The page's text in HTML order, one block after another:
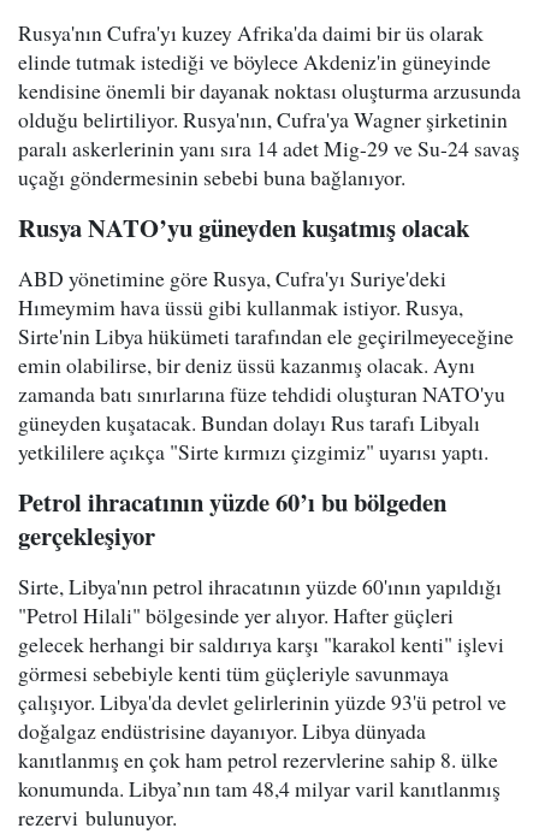
Rusya'nın Cufra'yı kuzey Afrika'da daimi bir üs olarak
elinde tutmak istediği ve böylece Akdeniz'in güneyinde
kendisine önemli bir dayanak noktası oluşturma arzusunda
olduğu belirtiliyor. Rusya'nın, Cufra'ya Wagner şirketinin
paralı askerlerinin yanı sıra 14 adet Mig-29 ve Su-24 savaş
uçağı göndermesinin sebebi buna bağlanıyor.
Rusya NATO’yu güneyden kuşatmış olacak
ABD yönetimine göre Rusya, Cufra'yı Suriye'deki
Hımeymim hava üssü gibi kullanmak istiyor. Rusya,
Sirte'nin Libya hükümeti tarafından ele geçirilmeyeceğine
emin olabilirse, bir deniz üssü kazanmış olacak. Aynı
zamanda batı sınırlarına füze tehdidi oluşturan NATO'yu
güneyden kuşatacak. Bundan dolayı Rus tarafı Libyalı
yetkililere açıkça "Sirte kırmızı çizgimiz" uyarısı yaptı.
Petrol ihracatının yüzde 60’ı bu bölgeden
gerçekleşiyor
Sirte, Libya'nın petrol ihracatının yüzde 60'ının yapıldığı
"Petrol Hilali" bölgesinde yer alıyor. Hafter güçleri
gelecek herhangi bir saldırıya karşı "karakol kenti" işlevi
görmesi sebebiyle kenti tüm güçleriyle savunmaya
çalışıyor. Libya'da devlet gelirlerinin yüzde 93'ü petrol ve
doğalgaz endüstrisine dayanıyor. Libya dünyada
kanıtlanmış en çok ham petrol rezervlerine sahip 8. ülke
konumunda. Libya’nın tam 48,4 milyar varil kanıtlanmış
rezervi bulunuyor.